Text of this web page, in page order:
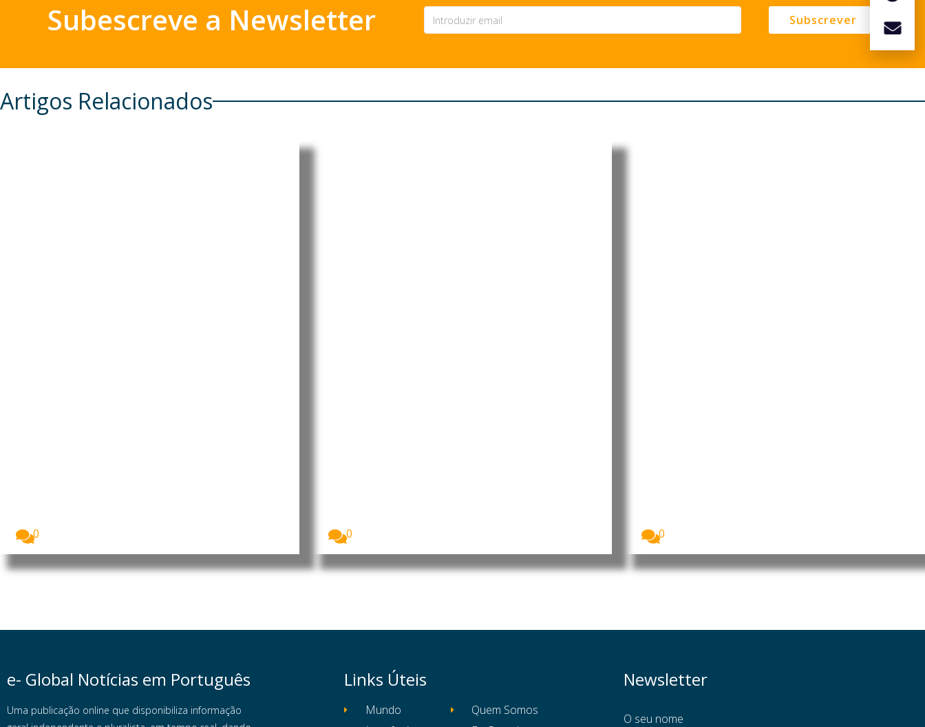
Subescreve a Newsletter Subscrever
Artigos Relacionados
0
0
0
e- Global Notícias em Português
Uma publicação online que disponibiliza informação
Links Úteis
Mundo
Quem Somos
Newsletter
O seu nome